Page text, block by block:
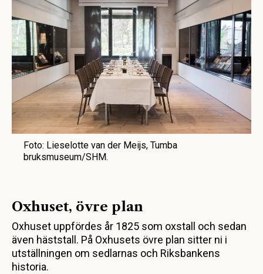
Foto: Lieselotte van der Meijs, Tumba
bruksmuseum/SHM.
Oxhuset, övre plan
Oxhuset uppfördes år 1825 som oxstall och sedan
även häststall. På Oxhusets övre plan sitter ni i
utställningen om sedlarnas och Riksbankens
historia.